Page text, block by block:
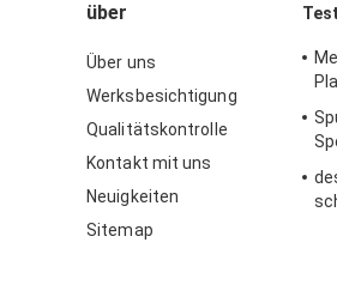
über
Über uns
Werksbesichtigung
Qualitätskontrolle
Kontakt mit uns
Neuigkeiten
Sitemap